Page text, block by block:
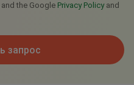
the Google Privacy Policyand
запрос